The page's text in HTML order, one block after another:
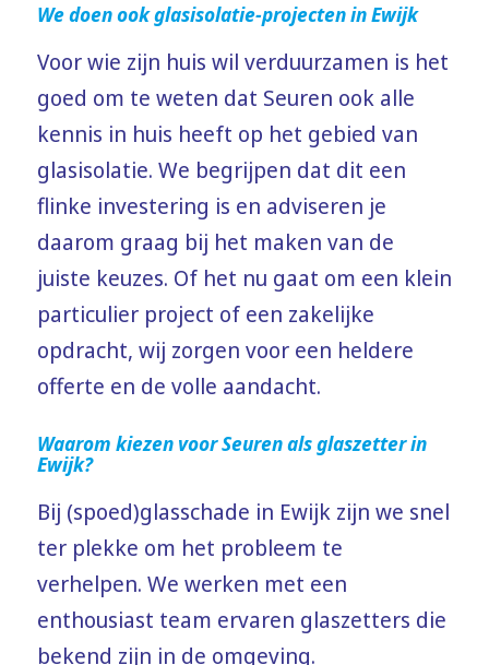
We doen ook glasisolatie-projecten in Ewijk
Voor wie zijn huis wil verduurzamen is het
goed om te weten dat Seuren ook alle
kennis in huis heeft op het gebied van
glasisolatie. We begrijpen dat dit een
flinke investering is en adviseren je
daarom graag bij het maken van de
juiste keuzes. Of het nu gaat om een klein
particulier project of een zakelijke
opdracht, wij zorgen voor een heldere
offerte en de volle aandacht.
Waarom kiezen voor Seuren als glaszetter in
Ewijk?
Bij (spoed)glasschade in Ewijk zijn we snel
ter plekke om het probleem te
verhelpen. We werken met een
enthousiast team ervaren glaszetters die
bekend zijn in de omgeving.